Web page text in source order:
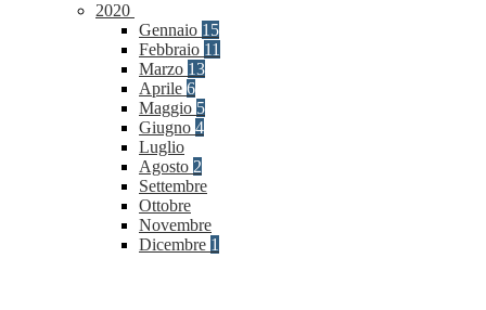
2020
Gennaio 15
Febbraio 11
Marzo 13
Aprile 6
Maggio 5
Giugno 4
Luglio
Agosto 2
Settembre
Ottobre
Novembre
Dicembre 1